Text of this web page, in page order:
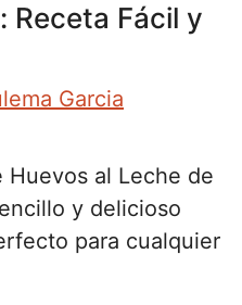
Receta Fácil y
Garcia
Huevos al Leche de
y delicioso
para cualquier